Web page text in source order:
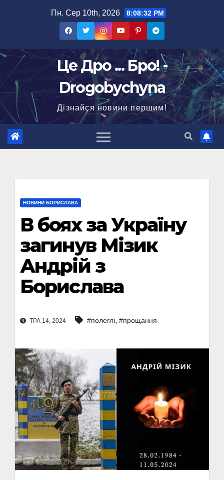
Пн. Сер 10th, 2026 8:08:33 PM
Це Дро ... Бро! -
Drogobychyna
Дізнайся новини першим!
НОВИНИ БОРИСЛАВА
В боях за Україну
загинув Мізик
Андрій з
Борислава
ТРА 14, 2024 #полеглі, #прощання